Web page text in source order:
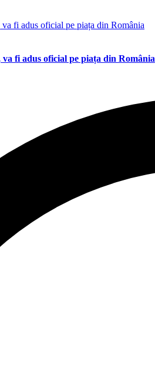
fi adus oficial pe piața din România